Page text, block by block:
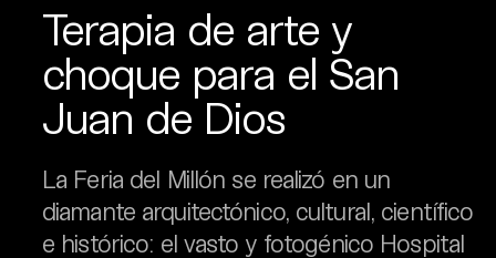
Terapia de arte y
choque para el San
Juan de Dios
La Feria del Millón se realizó en un
diamante arquitectónico, cultural, científico
e histórico: el vasto y fotogénico Hospital